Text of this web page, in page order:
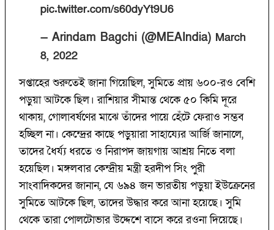
pic.twitter.com/s60dyYt9U6
— Arindam Bagchi (@MEAIndia) March
8, 2022
সপ্তাহের শুরুতেই জানা গিয়েছিল, সুমিতে প্রায় ৬০০-রও বেশি
পড়ুয়া আটকে ছিল। রাশিয়ার সীমান্ত থেকে ৫০ কিমি দূরে
থাকায়, গোলাবর্ষণের মাঝে তাঁদের পায়ে হেঁটে ফেরাও সম্ভব
হচ্ছিল না। কেন্দ্রের কাছে পড়ুয়ারা সাহায্যের আর্জি জানালে,
তাদের ধৈর্য্য ধরতে ও নিরাপদ জায়গায় আশ্রয় নিতে বলা
হয়েছিল। মঙ্গলবার কেন্দ্রীয় মন্ত্রী হরদীপ সিং পুরী
সাংবাদিকদের জানান, যে ৬৯৪ জন ভারতীয় পড়ুয়া ইউক্রেনের
সুমিতে আটকে ছিল, তাদের উদ্ধার করে আনা হয়েছে। সুমি
থেকে তারা পোলটোভার উদ্দেশে বাসে করে রওনা দিয়েছে।